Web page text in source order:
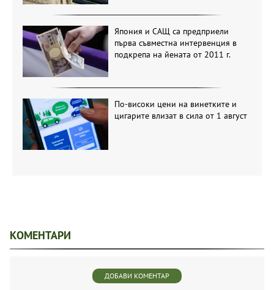
Япония и САЩ са предприели
първа съвместна интервенция в
подкрепа на йената от 2011 г.
По-високи цени на винетките и
цигарите влизат в сила от 1 август
КОМЕНТАРИ
ДОБАВИ КОМЕНТАР